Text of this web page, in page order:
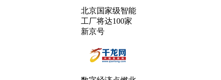
北京国家级智能
工厂将达100家
新京号